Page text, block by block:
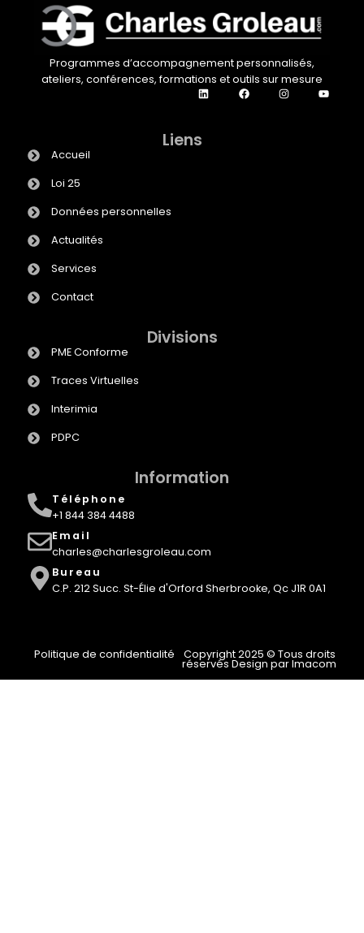
Programmes d’accompagnement personnalisés,
ateliers, conférences, formations et outils sur mesure
Liens
Accueil
Loi 25
Données personnelles
Actualités
Services
Contact
Divisions
PME Conforme
Traces Virtuelles
Interimia
PDPC
Information
Téléphone
+1 844 384 4488
Email
charles@charlesgroleau.com
Bureau
C.P. 212 Succ. St-Élie d'Orford Sherbrooke, Qc J1R 0A1
Politique de confidentialité Copyright 2025 © Tous droits
réservés Design par Imacom